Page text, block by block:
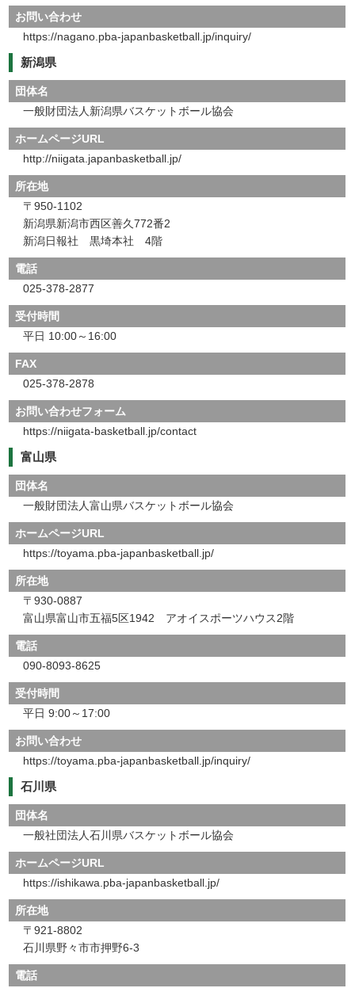
お問い合わせ
https://nagano.pba-japanbasketball.jp/inquiry/
新潟県
団体名
一般財団法人新潟県バスケットボール協会
ホームページURL
http://niigata.japanbasketball.jp/
所在地
〒950-1102
新潟県新潟市西区善久772番2
新潟日報社 黒埼本社 4階
電話
025-378-2877
受付時間
平日 10:00～16:00
FAX
025-378-2878
お問い合わせフォーム
https://niigata-basketball.jp/contact
富山県
団体名
一般財団法人富山県バスケットボール協会
ホームページURL
https://toyama.pba-japanbasketball.jp/
所在地
〒930-0887
富山県富山​市五福5区1942 アオイスポーツハウス2階
電話
090-8093-8625
受付時間
平日 9:00～17:00
お問い合わせ
https://toyama.pba-japanbasketball.jp/inquiry/
石川県
団体名
一般社団法人石川県バスケットボール協会
ホームページURL
https://ishikawa.pba-japanbasketball.jp/
所在地
〒921-8802
石川県野々市市押野6-3
電話